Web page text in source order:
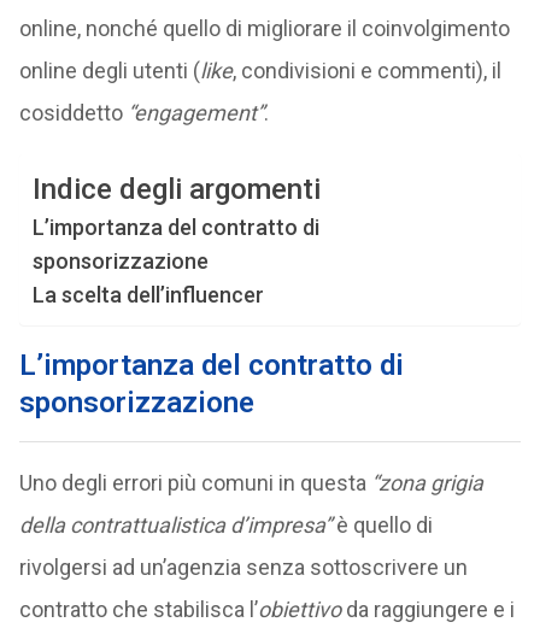
online, nonché quello di migliorare il coinvolgimento
online degli utenti (like, condivisioni e commenti), il
cosiddetto “engagement”.
Indice degli argomenti
L’importanza del contratto di
sponsorizzazione
La scelta dell’influencer
L’importanza del contratto di
sponsorizzazione
Uno degli errori più comuni in questa “zona grigia
della contrattualistica d’impresa”è quello di
rivolgersi ad un’agenzia senza sottoscrivere un
contratto che stabilisca l’obiettivoda raggiungere e i